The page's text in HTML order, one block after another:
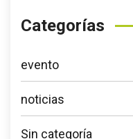
Categorías
evento
noticias
Sin categoría